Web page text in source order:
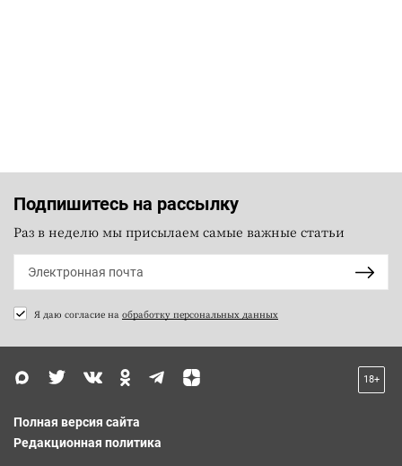
Подпишитесь на рассылку
Раз в неделю мы присылаем самые важные статьи
Я даю согласие на обработку персональных данных
18+
Полная версия сайта
Редакционная политика